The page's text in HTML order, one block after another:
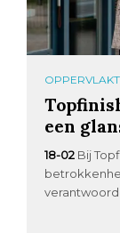
een
18-02 Bij